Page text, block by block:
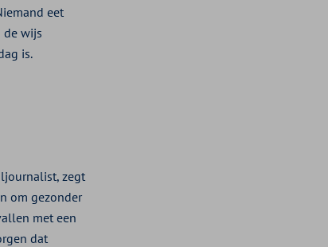
eet
de wijs
is.
zegt
om gezonder
met een
dat